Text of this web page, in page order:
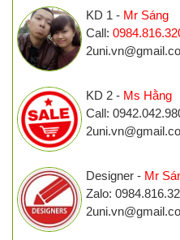
KD 1 - Mr Sáng
Call:
KD 2 - Ms Hằng
Call:
Designer - Mr
Zalo: